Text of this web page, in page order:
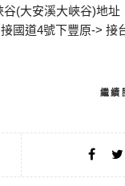
安溪大峽谷)地址
國道4號下豐原-> 接
繼續